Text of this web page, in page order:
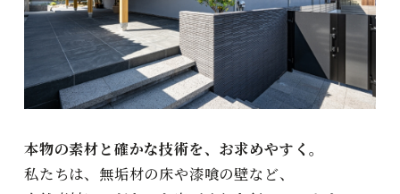
本物の素材と確かな技術を、お求めやすく。
私たちは、無垢材の床や漆喰の壁など、